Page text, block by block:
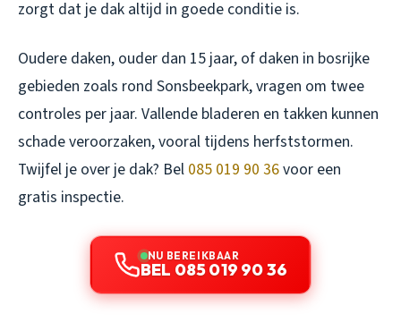
zorgt dat je dak altijd in goede conditie is.
Oudere daken, ouder dan 15 jaar, of daken in bosrijke
gebieden zoals rond Sonsbeekpark, vragen om twee
controles per jaar. Vallende bladeren en takken kunnen
schade veroorzaken, vooral tijdens herfststormen.
Twijfel je over je dak? Bel 085 019 90 36voor een
gratis inspectie.
NU BEREIKBAAR
BEL 085 019 90 36